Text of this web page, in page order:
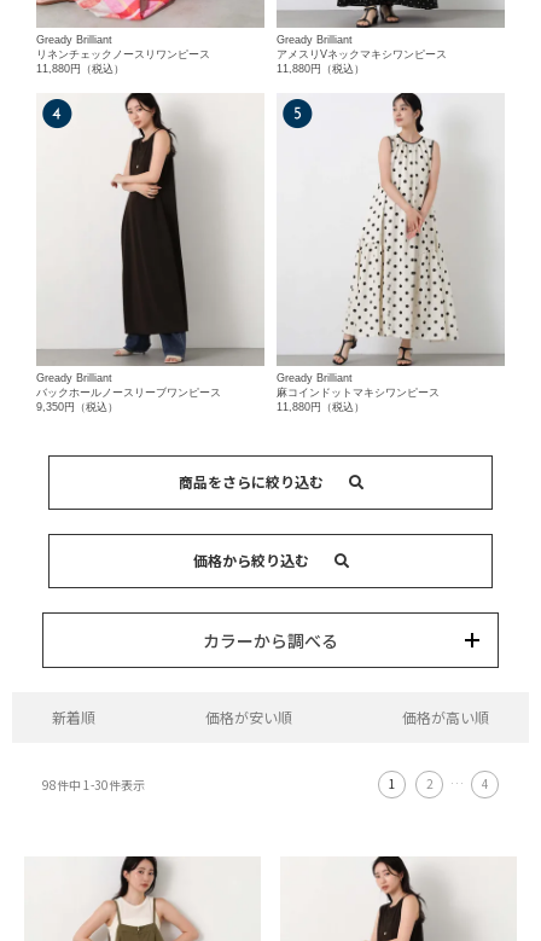
Gready Brilliant
リネンチェックノースリワンピース
11,880円（税込）
Gready Brilliant
アメスリVネックマキシワンピース
11,880円（税込）
Gready Brilliant
バックホールノースリーブワンピース
9,350円（税込）
Gready Brilliant
麻コインドットマキシワンピース
11,880円（税込）
商品をさらに絞り込む
ブランド
価格から絞り込む
カラーから調べる
価格が安い順 価格が高い順
新着順
98件中 1-30件表示 1 2 … 4